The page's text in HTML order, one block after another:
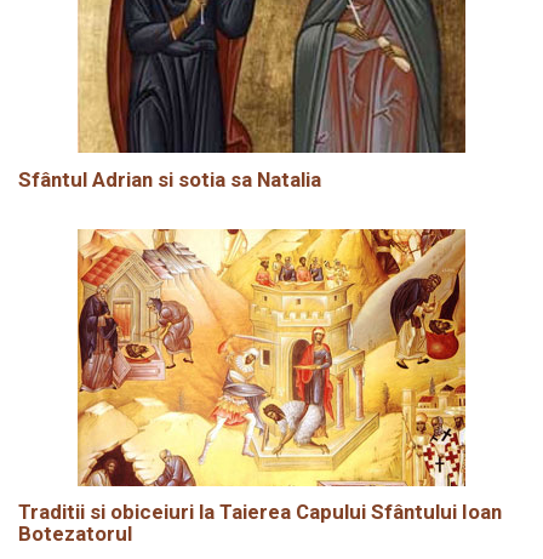
Sfântul Adrian si sotia sa Natalia
Traditii si obiceiuri la Taierea Capului Sfântului Ioan
Botezatorul